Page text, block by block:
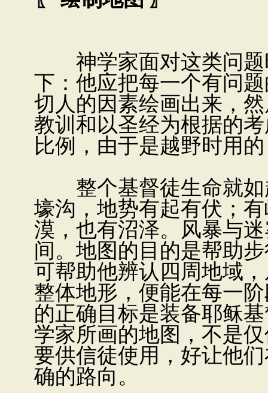
神学家面对这类问题
下：他应把每一个有问
切人的因素绘画出来，
教训和以圣经为根据的
比例，由于是越野时用
整个基督徒生命就如
壕沟，地势有起有伏；
漠，也有沼泽。风暴与
间。地图的目的是帮助
可帮助他辨认四周地域
整体地形，便能在每一
的正确目标是装备耶稣
学家所画的地图，不是
要供信徒使用，好让他
确的路向。